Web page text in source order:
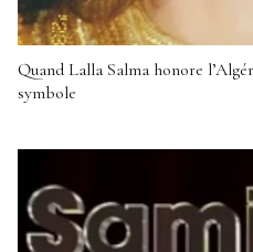
Quand Lalla Salma honore
symbole